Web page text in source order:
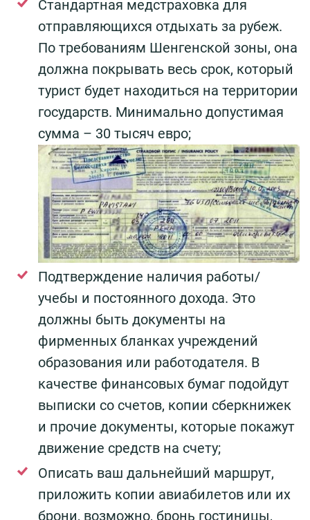
Стандартная медстраховка для
отправляющихся отдыхать за рубеж.
По требованиям Шенгенской зоны, она
должна покрывать весь срок, который
турист будет находиться на территории
государств. Минимально допустимая
сумма – 30 тысяч евро;
Подтверждение наличия работы/
учебы и постоянного дохода. Это
должны быть документы на
фирменных бланках учреждений
образования или работодателя. В
качестве финансовых бумаг подойдут
выписки со счетов, копии сберкнижек
и прочие документы, которые покажут
движение средств на счету;
Описать ваш дальнейший маршрут,
приложить копии авиабилетов или их
брони, возможно, бронь гостиницы,